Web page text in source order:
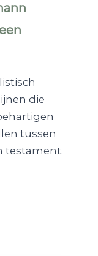
die
tussen
testament.